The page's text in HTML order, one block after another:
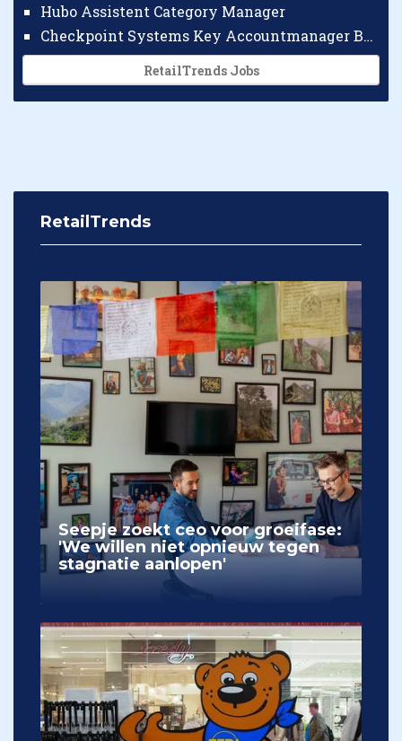
Hubo Assistent Category Manager
Checkpoint Systems Key Accountmanager Benelux
RetailTrends Jobs
RetailTrends
Seepje zoekt ceo voor groeifase:
'We willen niet opnieuw tegen
stagnatie aanlopen'